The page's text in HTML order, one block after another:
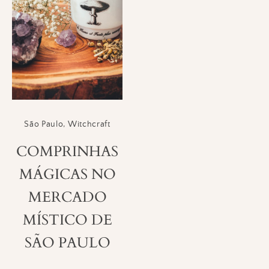
São Paulo, Witchcraft
COMPRINHAS
MÁGICAS NO
MERCADO
MÍSTICO DE
SÃO PAULO